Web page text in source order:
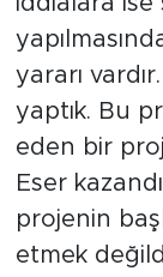
yararı vardır.
yaptık. Bu
eden bir
Eser
projenin
etmek